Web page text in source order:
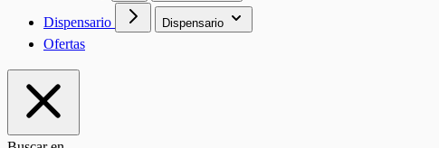
Dispensario Dispensario
Ofertas